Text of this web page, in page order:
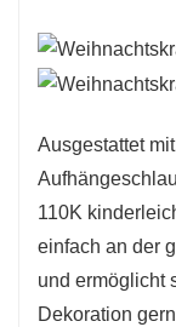
Schönheit
zu genießen.
vereint
ein
Ausgestattet
110K
einfach an der
und ermöglicht
Dekoration